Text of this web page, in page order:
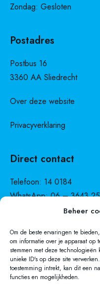
Beheer
Om de beste ervaringen te
om informatie over je apparaat
stemmen met deze
unieke ID's op deze site
toestemming intrekt, kan dit een
functies en mogelijkheden.
Zondag: Gesloten
Postadres
Postbus 16
3360 AA Sliedrecht
Over deze website
Privacyverklaring
Direct contact
Telefoon: 14 0184
WhatsApp:06 – 3643
Servicelijn